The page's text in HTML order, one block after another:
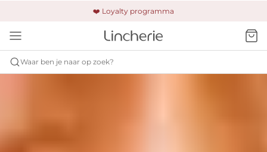
❤️ Loyalty programma
🚚 Gratis verzending & retour
🔒 Altijd veilig betalen
Waar ben je naar op zoek?